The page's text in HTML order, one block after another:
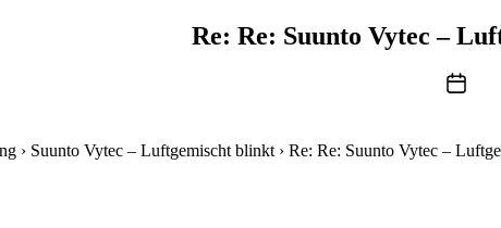
Re: Re: Suunto Vytec –
› Suunto Vytec – Luftgemischt blinkt › Re: Re: Suunto Vytec –